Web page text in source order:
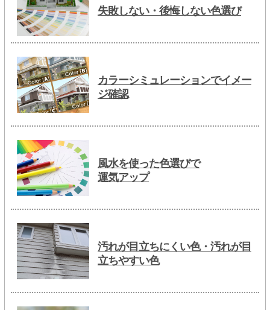
失敗しない・後悔しない色選び
カラーシミュレーションでイメー
ジ確認
風水を使った色選びで
運気アップ
汚れが目立ちにくい色・汚れが目
立ちやすい色